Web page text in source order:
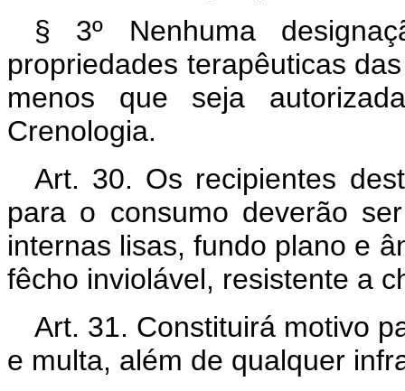
§ 3º Nenhuma
propriedades terapêuticas
menos que seja
Crenologia.
Art. 30. Os recipientes
para o consumo deverão
internas lisas, fundo plano e
fêcho inviolável, resistente a
Art. 31. Constituirá motivo
e multa, além de qualquer